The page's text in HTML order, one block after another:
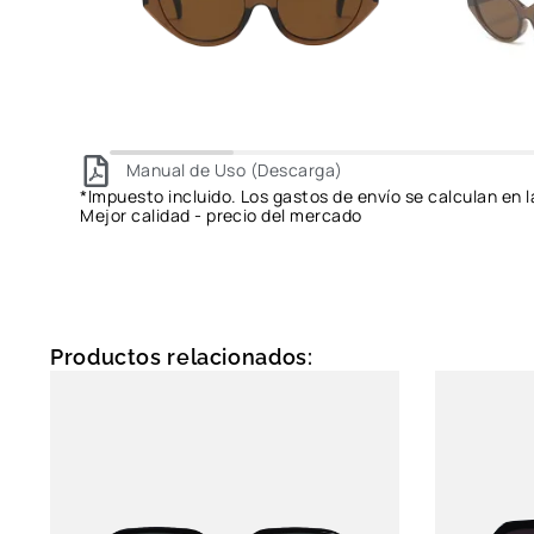
Manual de Uso (Descarga)
*Impuesto incluido. Los gastos de envío se calculan en
Mejor calidad - precio del mercado
Productos relacionados: